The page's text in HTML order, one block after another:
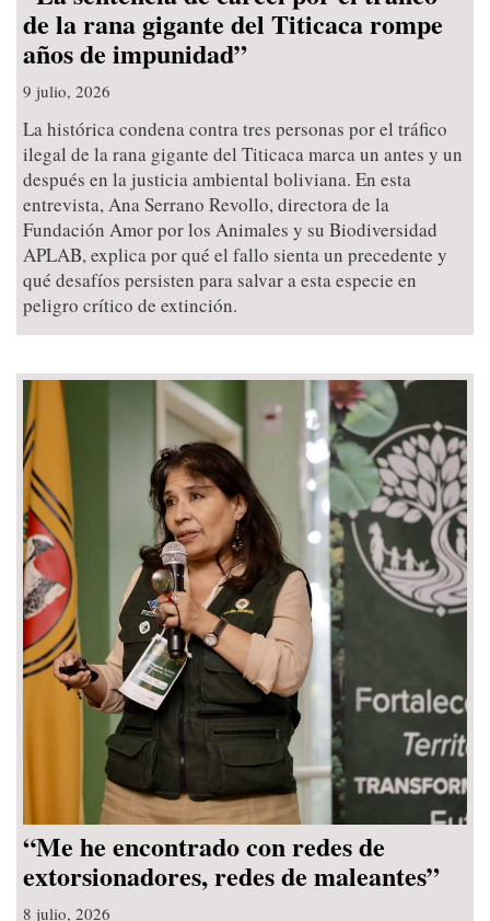
de la rana gigante del Titicaca rompe
años de impunidad”
9 julio, 2026
La histórica condena contra tres personas por el tráfico
ilegal de la rana gigante del Titicaca marca un antes y un
después en la justicia ambiental boliviana. En esta
entrevista, Ana Serrano Revollo, directora de la
Fundación Amor por los Animales y su Biodiversidad
APLAB, explica por qué el fallo sienta un precedente y
qué desafíos persisten para salvar a esta especie en
peligro crítico de extinción.
“Me he encontrado con redes de
extorsionadores, redes de maleantes”
8 julio, 2026